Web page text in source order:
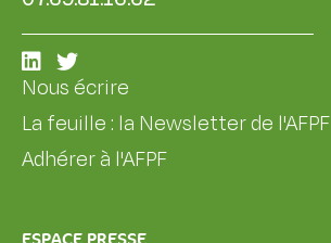
Nous écrire
La feuille : la Newsletter de l'AFPF
Adhérer à l'AFPF